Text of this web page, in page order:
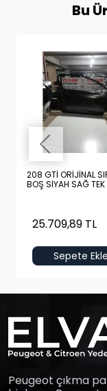
Bu
208 GTİ ORİJİNAL
BOŞ SİYAH SAĞ TEK
25.709,89 TL
Sepete Ekle
Peugeot çıkma